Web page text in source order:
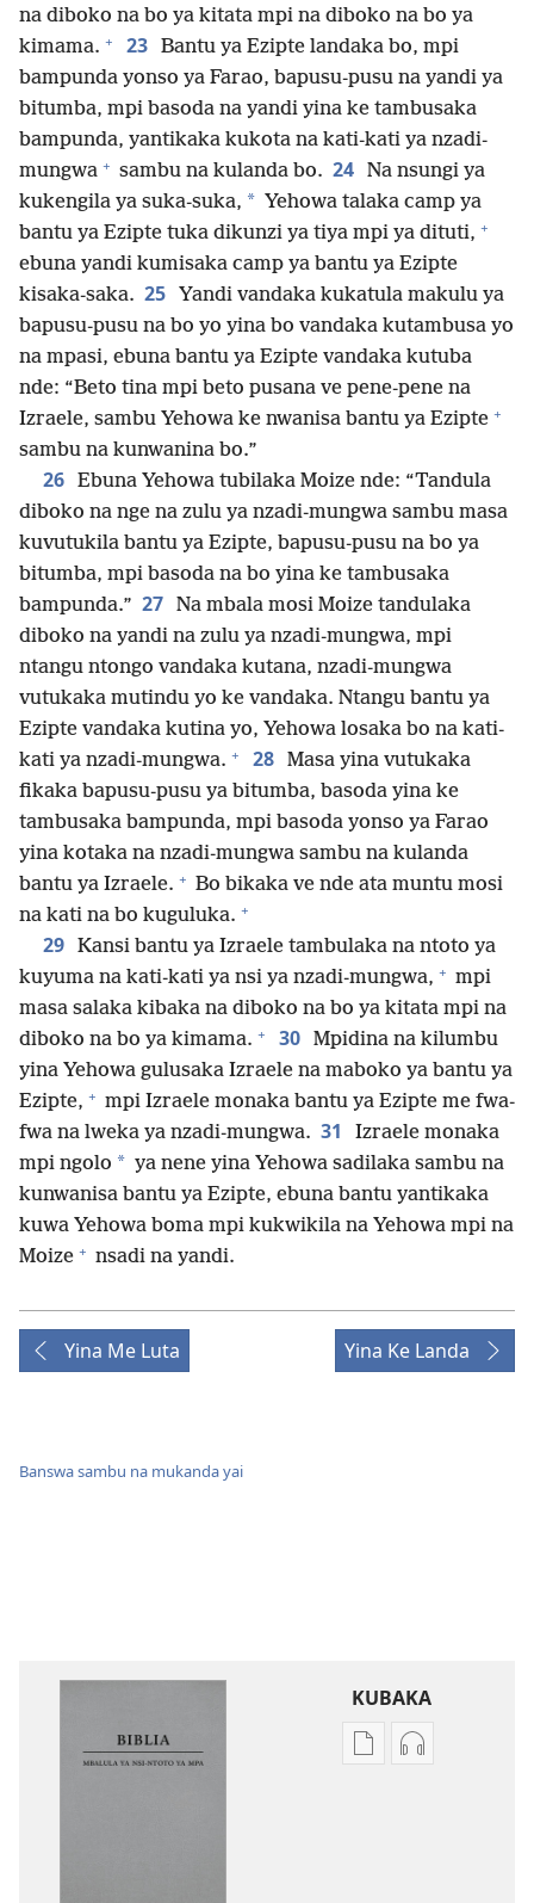
na diboko na bo ya kitata mpi na diboko na bo ya
kimama. + 23 Bantu ya Ezipte landaka bo, mpi
bampunda yonso ya Farao, bapusu-pusu na yandi ya
bitumba, mpi basoda na yandi yina ke tambusaka
bampunda, yantikaka kukota na kati-kati ya nzadi-
mungwa + sambu na kulanda bo. 24 Na nsungi ya
kukengila ya suka-suka, * Yehowa talaka camp ya
bantu ya Ezipte tuka dikunzi ya tiya mpi ya dituti, +
ebuna yandi kumisaka camp ya bantu ya Ezipte
kisaka-saka. 25
Yandi vandaka kukatula makulu ya
bapusu-pusu na bo yo yina bo vandaka kutambusa yo
na mpasi, ebuna bantu ya Ezipte vandaka kutuba
nde: “Beto tina mpi beto pusana ve pene-pene na
Izraele, sambu Yehowa ke nwanisa bantu ya Ezipte +
sambu na kunwanina bo.”
26 Ebuna Yehowa tubilaka Moize nde: “Tandula
diboko na nge na zulu ya nzadi-mungwa sambu masa
kuvutukila bantu ya Ezipte, bapusu-pusu na bo ya
bitumba, mpi basoda na bo yina ke tambusaka
bampunda.” 27 Na mbala mosi Moize tandulaka
diboko na yandi na zulu ya nzadi-mungwa, mpi
ntangu ntongo vandaka kutana, nzadi-mungwa
vutukaka mutindu yo ke vandaka. Ntangu bantu ya
Ezipte vandaka kutina yo, Yehowa losaka bo na kati-
kati ya nzadi-mungwa. + 28 Masa yina vutukaka
fikaka bapusu-pusu ya bitumba, basoda yina ke
tambusaka bampunda, mpi basoda yonso ya Farao
yina kotaka na nzadi-mungwa sambu na kulanda
bantu ya Izraele. + Bo bikaka ve nde ata muntu mosi
na kati na bo kuguluka. +
29 Kansi bantu ya Izraele tambulaka na ntoto ya
kuyuma na kati-kati ya nsi ya nzadi-mungwa, + mpi
masa salaka kibaka na diboko na bo ya kitata mpi na
diboko na bo ya kimama. + 30 Mpidina na kilumbu
yina Yehowa gulusaka Izraele na maboko ya bantu ya
Ezipte, + mpi Izraele monaka bantu ya Ezipte me fwa-
fwa na lweka ya nzadi-mungwa. 31
Izraele monaka
mpi ngolo * ya nene yina Yehowa sadilaka sambu na
kunwanisa bantu ya Ezipte, ebuna bantu yantikaka
kuwa Yehowa boma mpi kukwikila na Yehowa mpi na
Moize + nsadi na yandi.
Yina Me Luta Yina Ke Landa
Banswa sambu na mukanda yai
KUBAKA
Bisika Bisika